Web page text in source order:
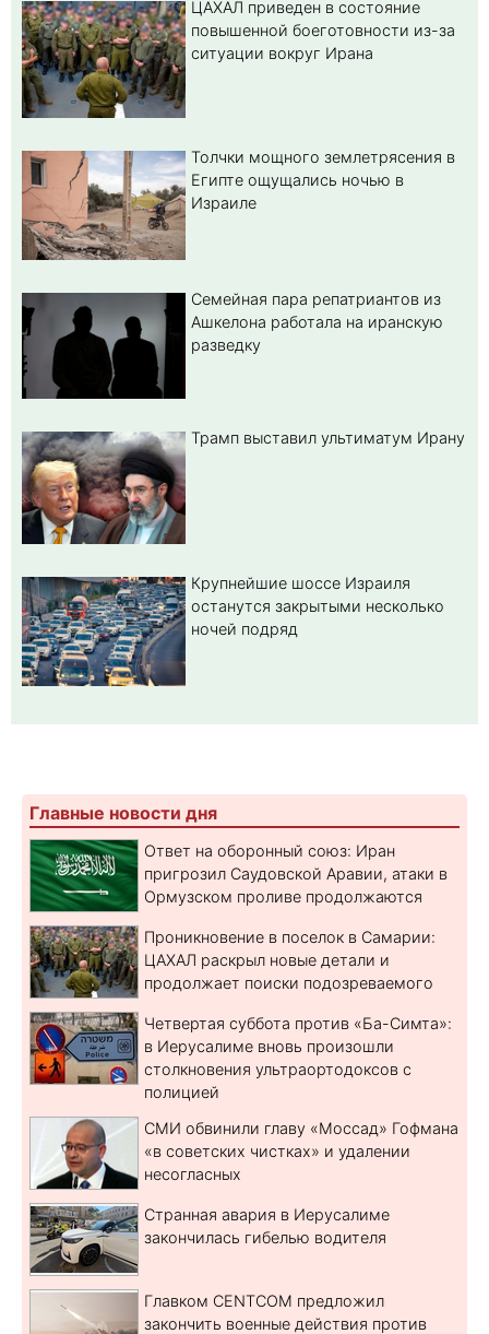
ЦАХАЛ приведен в состояние
повышенной боеготовности из-за
ситуации вокруг Ирана
Толчки мощного землетрясения в
Египте ощущались ночью в
Израиле
Семейная пара репатриантов из
Ашкелона работала на иранскую
разведку
Трамп выставил ультиматум Ирану
Крупнейшие шоссе Израиля
останутся закрытыми несколько
ночей подряд
Главные новости дня
Ответ на оборонный союз: Иран
пригрозил Саудовской Аравии, атаки в
Ормузском проливе продолжаются
Проникновение в поселок в Самарии:
ЦАХАЛ раскрыл новые детали и
продолжает поиски подозреваемого
Четвертая суббота против «Ба-Симта»:
в Иерусалиме вновь произошли
столкновения ультраортодоксов с
полицией
СМИ обвинили главу «Моссад» Гофмана
«в советских чистках» и удалении
несогласных
Странная авария в Иерусалиме
закончилась гибелью водителя
Главком CENTCOM предложил
закончить военные действия против